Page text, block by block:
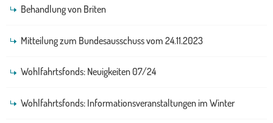
Behandlung von Briten
Mitteilung zum Bundesausschuss vom 24.11.2023
Wohlfahrtsfonds: Neuigkeiten 07/24
Wohlfahrtsfonds: Informationsveranstaltungen im Winter